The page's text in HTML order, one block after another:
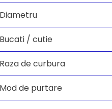
/ cutie
de curbura
de purtare